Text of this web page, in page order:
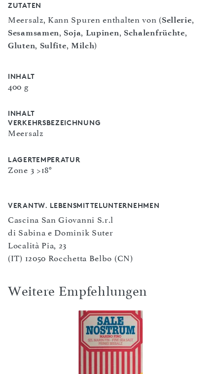
ZUTATEN
Meersalz, Kann Spuren enthalten von (Sellerie,
Sesamsamen,Soja, Lupinen, Schalenfrüchte,
Gluten, Sulfite, Milch)
INHALT
400 g
INHALT
VERKEHRSBEZEICHNUNG
Meersalz
LAGERTEMPERATUR
Zone 3 >18°
VERANTW. LEBENSMITTELUNTERNEHMEN
Cascina San Giovanni S.r.l
di Sabina e Dominik Suter
Località Pia, 23
(IT) 12050 Rocchetta Belbo (CN)
Weitere Empfehlungen